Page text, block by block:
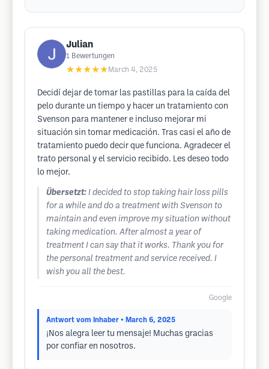
Julian
1 Bewertungen
★★★★★ March 4, 2025
Decidí dejar de tomar las pastillas para la caída del
pelo durante un tiempo y hacer un tratamiento con
Svenson para mantener e incluso mejorar mi
situación sin tomar medicación. Tras casi el año de
tratamiento puedo decir que funciona. Agradecer el
trato personal y el servicio recibido. Les deseo todo
lo mejor.
Übersetzt: I decided to stop taking hair loss pills
for a while and do a treatment with Svenson to
maintain and even improve my situation without
taking medication. After almost a year of
treatment I can say that it works. Thank you for
the personal treatment and service received. I
wish you all the best.
Google
Antwort vom Inhaber • March 6, 2025
¡Nos alegra leer tu mensaje! Muchas gracias
por confiar en nosotros.